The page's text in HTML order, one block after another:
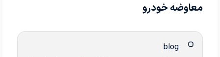
معاوضه خودرو